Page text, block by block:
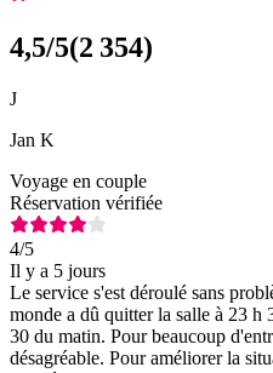
4,5/5(2 354)
J
Jan K
Voyage en couple
Réservation vérifiée
4/5
Il y a 5 jours
Le service s'est déroulé sans
monde a dû quitter la salle à 23 h
30 du matin. Pour beaucoup
désagréable. Pour améliorer la